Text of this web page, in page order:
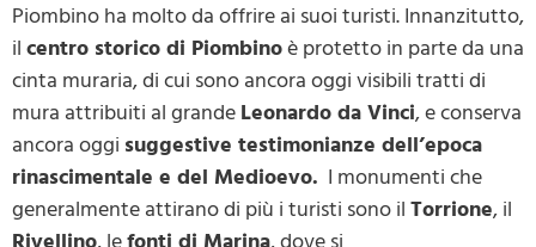
Piombino ha molto da offrire ai suoi turisti. Innanzitutto,
il centro storico di Piombinoè protetto in parte da una
cinta muraria, di cui sono ancora oggi visibili tratti di
mura attribuiti al grande Leonardo da Vinci, e conserva
ancora oggi suggestive testimonianze dell’epoca
rinascimentale e del Medioevo. I monumenti che
generalmente attirano di più i turisti sono il Torrione, il